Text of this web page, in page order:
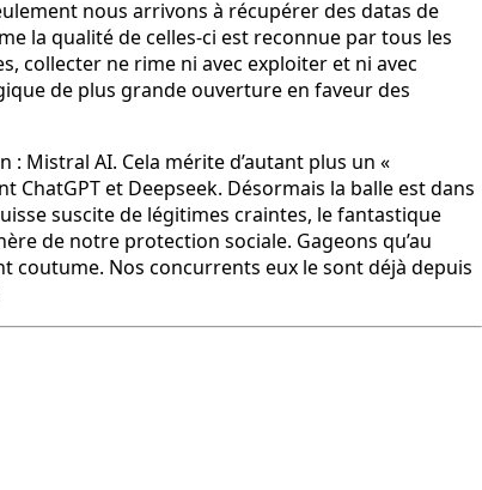
nous arrivons à récupérer des datas de
la qualité de celles-ci est reconnue par tous les
collecter ne rime ni avec exploiter et ni avec
de plus grande ouverture en faveur des
: Mistral AI. Cela mérite d’autant plus un «
ChatGPT et Deepseek. Désormais la balle est dans
suscite de légitimes craintes, le fantastique
de notre protection sociale. Gageons qu’au
coutume. Nos concurrents eux le sont déjà depuis